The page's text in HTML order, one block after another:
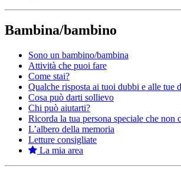
Bambina/bambino
Sono un bambino/bambina
Attività che puoi fare
Come stai?
Qualche risposta ai tuoi dubbi e alle tue
Cosa può darti sollievo
Chi può aiutarti?
Ricorda la tua persona speciale che non
L’albero della memoria
Letture consigliate
La mia area